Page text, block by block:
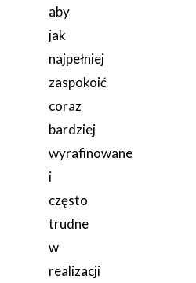
aby
jak
najpełniej
zaspokoić
coraz
bardziej
wyrafinowane
i
często
trudne
w
realizacji